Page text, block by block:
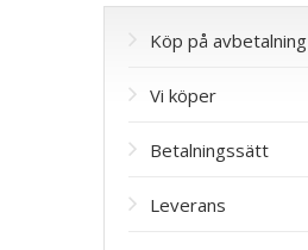
Köp på avbetalning
Vi köper
Betalningssätt
Leverans